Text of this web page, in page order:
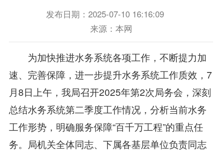
发布日期：2025-07-10 16:16:09
来源：本网
为加快推进水务系统各项工作，不断提力加
速、完善保障，进一步提升水务系统工作质效，7
月8日上午，我局召开2025年第2次局务会，深刻
总结水务系统第二季度工作情况，分析当前水务
工作形势，明确服务保障“百千万工程”的重点任
务。局机关全体同志、下属各基层单位负责同志